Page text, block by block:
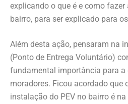
explicando o que é e como
bairro, para ser explicado para
Além desta ação, pensaram na
(Ponto de Entrega Voluntário)
fundamental importância para a
moradores. Ficou acordado que
instalação do PEV no bairro é